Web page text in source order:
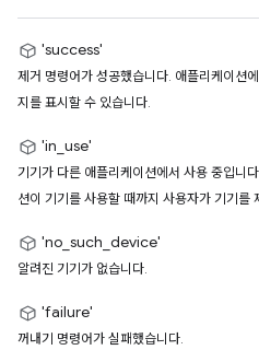
'success'
제거 명령어가 성공했습니다. 애플리케이션
지를 표시할 수 있습니다.
'in_use'
기기가 다른 애플리케이션에서 사용 중입니
션이 기기를 사용할 때까지 사용자가 기기를
'no_such_device'
알려진 기기가 없습니다.
'failure'
꺼내기 명령어가 실패했습니다.